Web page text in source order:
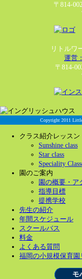
〒814-
リトルワ
運営
〒814-
Copyright 2011
クラス紹介レッスン
Sunshine class
Star class
Speciality
園のご案内
園の概要・ア
指導目標
提携学校
先生の紹介
年間スケジュール
スクールバス
料金
よくある質問
福岡の小規模保育園
モ